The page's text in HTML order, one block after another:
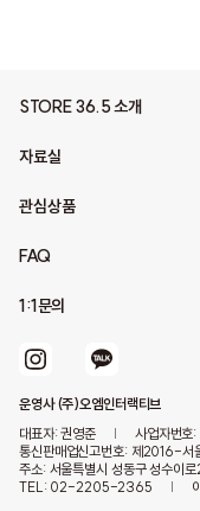
STORE 36.5 소개
자료실
관심상품
FAQ
1:1문의
운영사 (주)오엠인터랙티브
대표자: 권영준
|
사업자번
통신판매업신고번호: 제2016-
주소: 서울특별시 성동구 성수이
TEL: 02-2205-2365
|